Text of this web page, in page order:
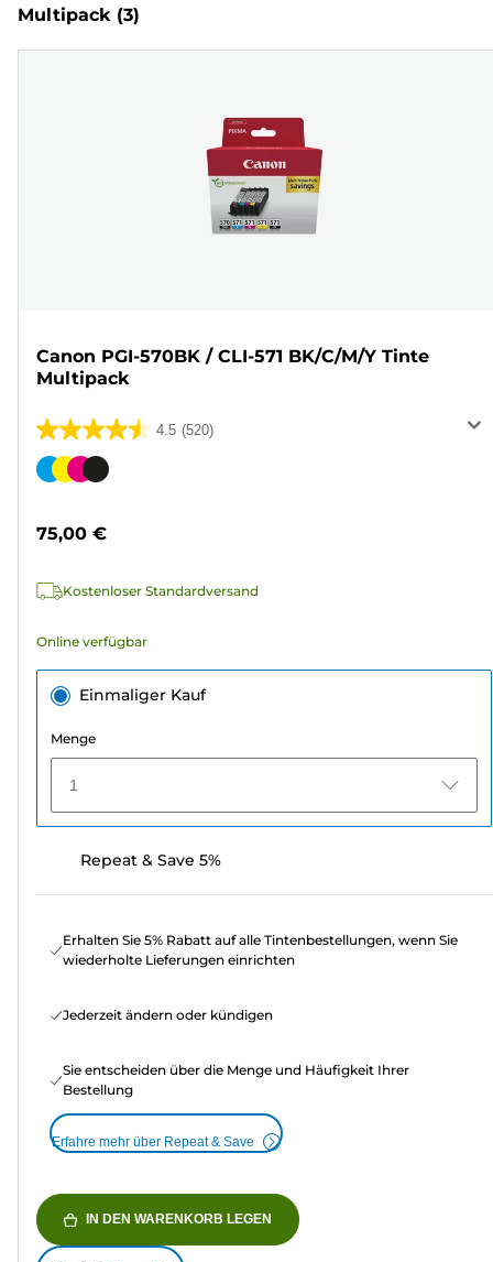
Multipack (3)
Canon PGI-570BK / CLI-571 BK/C/M/Y Tinte
Multipack
4.5 (520)
4.5
von
520
Farbpatrone
75,00 €
Kostenloser Standardversand
Online verfügbar
Einmaliger Kauf
Menge
1
Repeat & Save 5%
Erhalten Sie 5% Rabatt auf alle Tintenbestellungen, wenn Sie
wiederholte Lieferungen einrichten
Jederzeit ändern oder kündigen
Sie entscheiden über die Menge und Häufigkeit Ihrer
Bestellung
Erfahre mehr über Repeat & Save
IN DEN WARENKORB LEGEN